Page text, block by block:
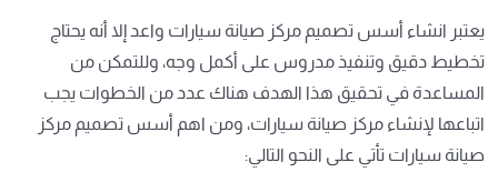
يعتبر انشاء أسس تصميم مركز صيانة سيارات واعد إلا أنه يحتاج
تخطيط دقيق وتنفيذ مدروس على أكمل وجه، وللتمكن من
المساعدة في تحقيق هذا الهدف هناك عدد من الخطوات يجب
اتباعها لإنشاء مركز صيانة سيارات، ومن اهم أسس تصميم مركز
صيانة سيارات تأتي على النحو التالي: